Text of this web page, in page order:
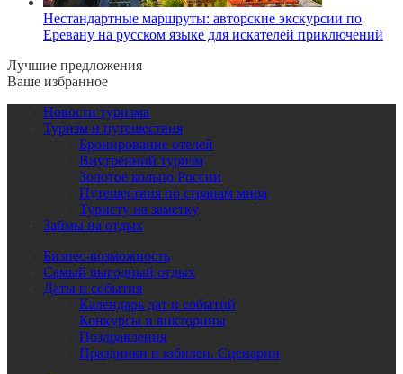
Нестандартные маршруты: авторские экскурсии по
Еревану на русском языке для искателей приключений
Лучшие предложения
Ваше избранное
Новости туризма
Туризм и путешествия
Бронирование отелей
Внутренний туризм
Золотое кольцо России
Путешествия по странам мира
Туристу на заметку
Займы на отдых
Бизнес-возможность
Самый выгодный отдых
Даты и события
Календарь дат и событий
Конкурсы и викторины
Поздравления
Праздники и юбилеи. Сценарии